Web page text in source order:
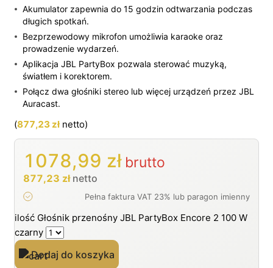
Akumulator zapewnia do 15 godzin odtwarzania podczas
długich spotkań.
Bezprzewodowy mikrofon umożliwia karaoke oraz
prowadzenie wydarzeń.
Aplikacja JBL PartyBox pozwala sterować muzyką,
światłem i korektorem.
Połącz dwa głośniki stereo lub więcej urządzeń przez JBL
Auracast.
(877,23złnetto)
1078,99 złbrutto
877,23 złnetto
ilość Głośnik przenośny JBL PartyBox Encore 2 100 W
czarny
Dodaj do koszyka